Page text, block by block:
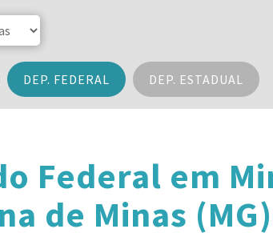
DEP. FEDERAL DEP. ESTADUAL
Federal em
de Minas (MG)